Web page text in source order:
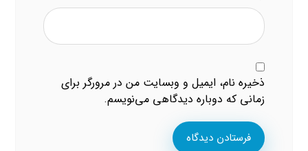
ذخیره نام، ایمیل و وبسایت من در مرورگر برای
زمانی که دوباره دیدگاهی می‌نویسم.
فرستادن دیدگاه